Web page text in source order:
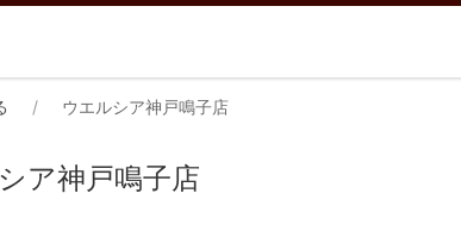
ウエルシア神戸鳴子店
ア神戸鳴子店